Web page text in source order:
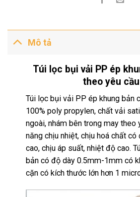
Mô tả
Túi lọc bụi vải PP ép
theo yêu cầu
Túi lọc bụi vải PP ép khung bản
100% poly propylen, chất vải
ngoài, nhám bên trong may theo
năng chịu nhiệt, chịu hoá chất
cao, chịu áp suất, nhiệt độ cao.
bản có độ dày 0.5mm-1mm có
cặn có kích thước lớn hơn 1